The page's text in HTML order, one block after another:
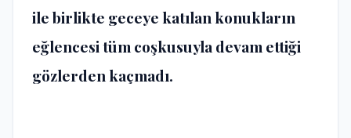
ile birlikte geceye katılan konukların
eğlencesi tüm coşkusuyla devam ettiği
gözlerden kaçmadı.